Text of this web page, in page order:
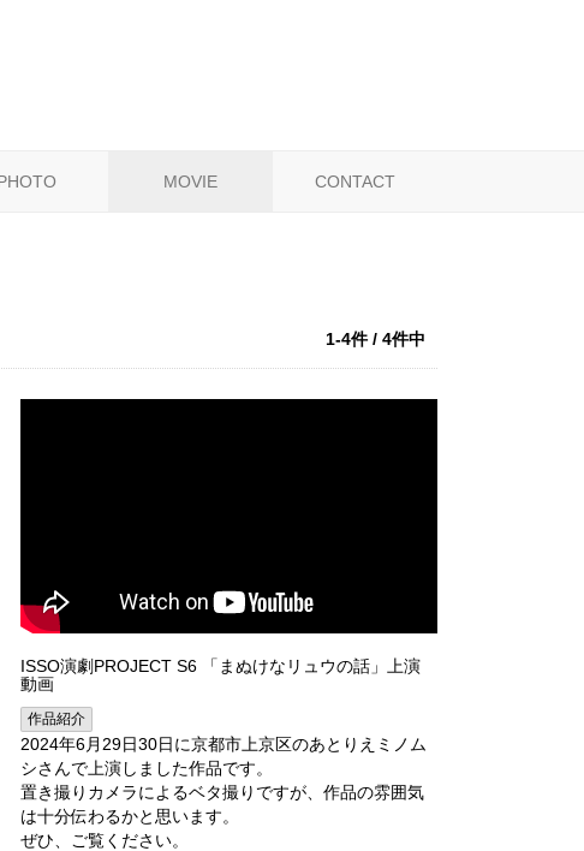
MOVIE CONTACT
1-4件 / 4件中
ISSO演劇PROJECT S6 「まぬけなリュウの話」上演
動画
作品紹介
2024年6月29日30日に京都市上京区のあとりえミノム
シさんで上演しました作品です。
置き撮りカメラによるベタ撮りですが、作品の雰囲気
は十分伝わるかと思います。
ぜひ、ご覧ください。